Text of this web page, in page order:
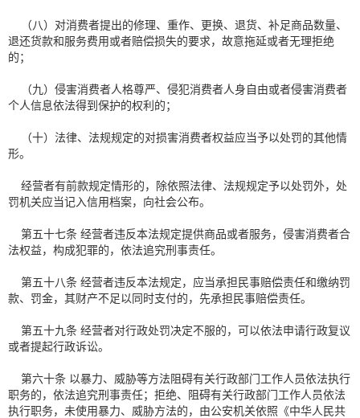
（八）对消费者提出的修理、重作、更换、退货、补足商品数量、
退还货款和服务费用或者赔偿损失的要求，故意拖延或者无理拒绝
的；
（九）侵害消费者人格尊严、侵犯消费者人身自由或者侵害消费者
个人信息依法得到保护的权利的；
（十）法律、法规规定的对损害消费者权益应当予以处罚的其他情
形。
经营者有前款规定情形的，除依照法律、法规规定予以处罚外，处
罚机关应当记入信用档案，向社会公布。
第五十七条 经营者违反本法规定提供商品或者服务，侵害消费者合
法权益，构成犯罪的，依法追究刑事责任。
第五十八条 经营者违反本法规定，应当承担民事赔偿责任和缴纳罚
款、罚金，其财产不足以同时支付的，先承担民事赔偿责任。
第五十九条 经营者对行政处罚决定不服的，可以依法申请行政复议
或者提起行政诉讼。
第六十条 以暴力、威胁等方法阻碍有关行政部门工作人员依法执行
职务的，依法追究刑事责任；拒绝、阻碍有关行政部门工作人员依法
执行职务，未使用暴力、威胁方法的，由公安机关依照《中华人民共